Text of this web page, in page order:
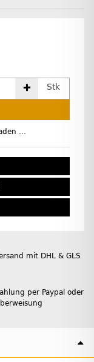
Stk
...
mit DHL & GLS
per Paypal oder